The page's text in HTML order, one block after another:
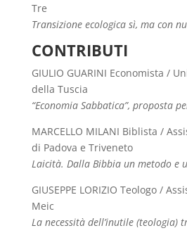
Tre
Transizione ecologica sì, ma con
CONTRIBUTI
GIULIO GUARINI Economista /
della Tuscia
“Economia Sabbatica”, proposta
MARCELLO MILANI Biblista /
di Padova e Triveneto
Laicità. Dalla Bibbia un metodo e
GIUSEPPE LORIZIO Teologo /
Meic
La necessità dell’inutile (teologia)